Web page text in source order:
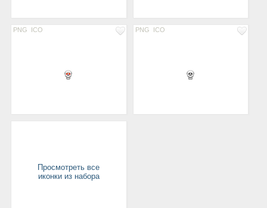
PNG ICO PNG ICO
Просмотреть все
иконки из набора